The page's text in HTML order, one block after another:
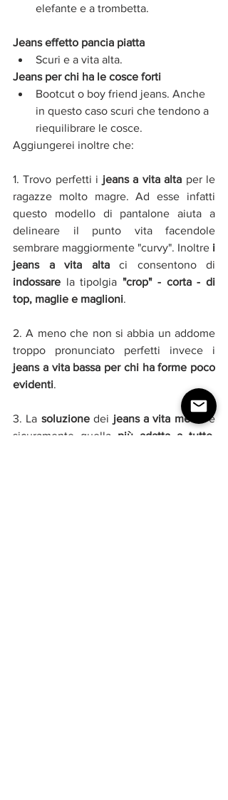
elefante e a trombetta.
Jeans effetto pancia piatta
Scuri e a vita alta.
Jeans per chi ha le cosce forti
Bootcut o boy friend jeans. Anche
in questo caso scuri che tendono a
riequilibrare le cosce.
Aggiungerei inoltre che:
1. Trovo perfetti i jeans a vita alta per le
ragazze molto magre. Ad esse infatti
questo modello di pantalone aiuta a
delineare il punto vita facendole
sembrare maggiormente "curvy". Inoltre i
jeans a vita alta
indossare la tipolgia "crop" - corta - di
top, maglie e maglioni.
2. A meno che non si abbia un addome
troppo pronunciato perfetti invece i
jeans a vita bassa per chi ha forme poco
evidenti.
3. La soluzione dei jeans a vita media
è
sicuramente quella più adatta a tutte